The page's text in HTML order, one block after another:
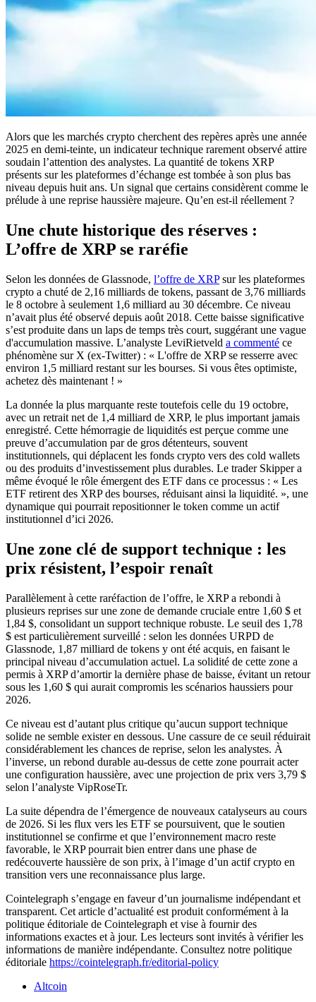
Alors que les marchés crypto cherchent des repères après une année
2025 en demi-teinte, un indicateur technique rarement observé attire
soudain l’attention des analystes. La quantité de tokens XRP
présents sur les plateformes d’échange est tombée à son plus bas
niveau depuis huit ans. Un signal que certains considèrent comme le
prélude à une reprise haussière majeure. Qu’en est-il réellement ?
Une chute historique des réserves :
L’offre de XRP se raréfie
Selon les données de Glassnode, l’offre de XRPsur les plateformes
crypto a chuté de 2,16 milliards de tokens, passant de 3,76 milliards
le 8 octobre à seulement 1,6 milliard au 30 décembre. Ce niveau
n’avait plus été observé depuis août 2018. Cette baisse significative
s’est produite dans un laps de temps très court, suggérant une vague
d'accumulation massive. L’analyste LeviRietveld a commenté ce
phénomène sur X (ex-Twitter) : « L'offre de XRP se resserre avec
environ 1,5 milliard restant sur les bourses. Si vous êtes optimiste,
achetez dès maintenant ! »
La donnée la plus marquante reste toutefois celle du 19 octobre,
avec un retrait net de 1,4 milliard de XRP, le plus important jamais
enregistré. Cette hémorragie de liquidités est perçue comme une
preuve d’accumulation par de gros détenteurs, souvent
institutionnels, qui déplacent les fonds crypto vers des cold wallets
ou des produits d’investissement plus durables. Le trader Skipper a
même évoqué le rôle émergent des ETF dans ce processus : « Les
ETF retirent des XRP des bourses, réduisant ainsi la liquidité. », une
dynamique qui pourrait repositionner le token comme un actif
institutionnel d’ici 2026.
Une zone clé de support technique : les
prix résistent, l’espoir renaît
Parallèlement à cette raréfaction de l’offre, le XRP a rebondi à
plusieurs reprises sur une zone de demande cruciale entre 1,60 $ et
1,84 $, consolidant un support technique robuste. Le seuil des 1,78
$ est particulièrement surveillé : selon les données URPD de
Glassnode, 1,87 milliard de tokens y ont été acquis, en faisant le
principal niveau d’accumulation actuel. La solidité de cette zone a
permis à XRP d’amortir la dernière phase de baisse, évitant un retour
sous les 1,60 $ qui aurait compromis les scénarios haussiers pour
2026.
Ce niveau est d’autant plus critique qu’aucun support technique
solide ne semble exister en dessous. Une cassure de ce seuil réduirait
considérablement les chances de reprise, selon les analystes. À
l’inverse, un rebond durable au-dessus de cette zone pourrait acter
une configuration haussière, avec une projection de prix vers 3,79 $
selon l’analyste VipRoseTr.
La suite dépendra de l’émergence de nouveaux catalyseurs au cours
de 2026. Si les flux vers les ETF se poursuivent, que le soutien
institutionnel se confirme et que l’environnement macro reste
favorable, le XRP pourrait bien entrer dans une phase de
redécouverte haussière de son prix, à l’image d’un actif crypto en
transition vers une reconnaissance plus large.
Cointelegraph s’engage en faveur d’un journalisme indépendant et
transparent. Cet article d’actualité est produit conformément à la
politique éditoriale de Cointelegraph et vise à fournir des
informations exactes et à jour. Les lecteurs sont invités à vérifier les
informations de manière indépendante. Consultez notre politique
éditoriale https://cointelegraph.fr/editorial-policy
Altcoin